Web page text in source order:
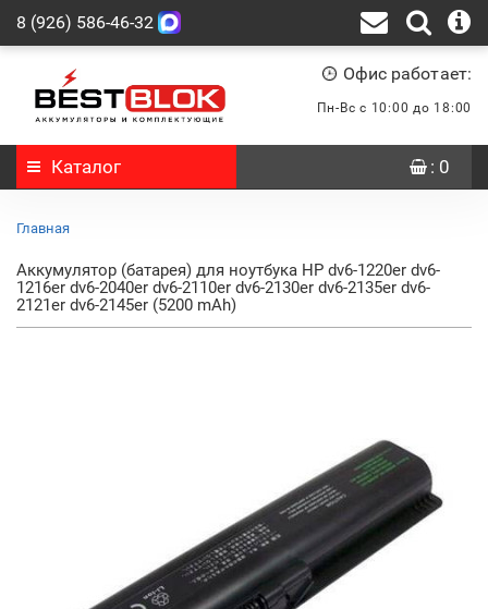
8 (926) 586-46-32
Офис работает:
Пн-Вс с 10:00 до 18:00
Каталог : 0
Главная
Аккумулятор (батарея) для ноутбука HP dv6-1220er dv6-
1216er dv6-2040er dv6-2110er dv6-2130er dv6-2135er dv6-
2121er dv6-2145er (5200 mAh)